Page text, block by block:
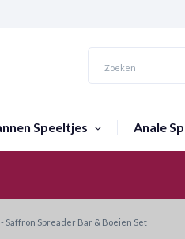
Speeltjes Anale
Saffron Spreader Bar & Boeien Set